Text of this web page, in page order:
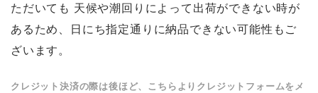
ただいても 天候や潮回りによって出荷ができない時が
あるため、日にち指定通りに納品できない可能性もご
ざいます。
クレジット決済の際は後ほど、こちらよりクレジットフォームをメ